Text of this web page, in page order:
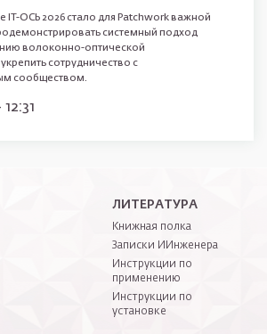
IT-ОСЬ 2026 стало для Patchwork важной
системный подход
волоконно-оптической
сотрудничество с
сообществом.
ЛИТЕРАТУРА
Книжная полка
Записки ИИнженера
Инструкции по
применению
Инструкции по
установке